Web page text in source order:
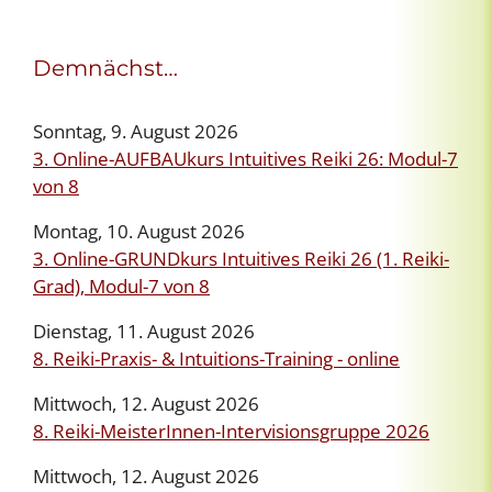
Demnächst…
Sonntag, 9. August 2026
3. Online-AUFBAUkurs Intuitives Reiki 26: Modul-7
von 8
Montag, 10. August 2026
3. Online-GRUNDkurs Intuitives Reiki 26 (1. Reiki-
Grad), Modul-7 von 8
Dienstag, 11. August 2026
8. Reiki-Praxis- & Intuitions-Training - online
Mittwoch, 12. August 2026
8. Reiki-MeisterInnen-Intervisionsgruppe 2026
Mittwoch, 12. August 2026